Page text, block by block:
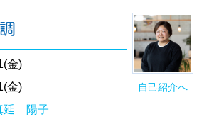
自己紹介へ
金)
金)
延 陽子